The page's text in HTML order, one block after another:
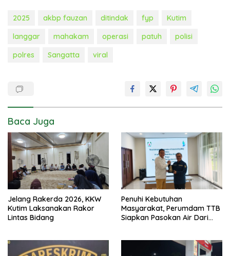
2025 akbp fauzan ditindak fyp
Kutim
langgar
mahakam operasi patuh
polisi
polres
Sangatta viral
Baca Juga
Jelang Rakerda 2026, KKW
Kutim Laksanakan Rakor
Lintas Bidang
Penuhi Kebutuhan
Masyarakat, Perumdam TTB
Siapkan Pasokan Air Dari